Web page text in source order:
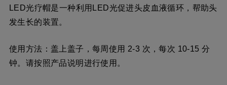
LED光疗帽是一种利用LED光促进头皮血液循环，帮助头
发生长的装置。
使用方法：盖上盖子，每周使用 2-3 次，每次 10-15 分
钟。请按照产品说明进行使用。